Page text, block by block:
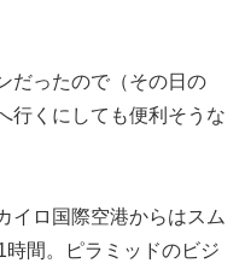
だったので（その日の
行くにしても便利そうな
イロ国際空港からはスム
間。ピラミッドのビジ